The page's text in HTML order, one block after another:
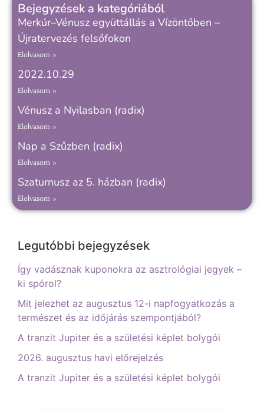
Bejegyzések a kategóriából
Merkúr–Vénusz együttállás a Vízöntőben –
Újratervezés felsőfokon
Elolvasom »
2022.10.29
Elolvasom »
Vénusz a Nyilasban (radix)
Elolvasom »
Nap a Szűzben (radix)
Elolvasom »
Szaturnusz az 5. házban (radix)
Elolvasom »
Legutóbbi bejegyzések
Így vadásznak kuponokra az asztrológiai jegyek –
ki spórol?
Mit jelezhet az augusztus 12-i napfogyatkozás a
természet és az időjárás szempontjából?
A tranzit Jupiter és a születési képlet bolygói
2026. augusztus havi előrejelzés
A tranzit Jupiter és a születési képlet bolygói